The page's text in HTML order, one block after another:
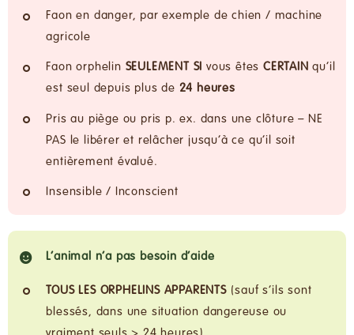
Faon en danger, par exemple de chien / machine
agricole
Faon orphelin SEULEMENT SI vous êtes CERTAIN qu’il
est seul depuis plus de 24 heures
Pris au piège ou pris p. ex. dans une clôture – NE
PAS le libérer et relâcher jusqu’à ce qu’il soit
entièrement évalué.
Insensible / Inconscient
L’animal n’a pas besoin d’aide
TOUS LES ORPHELINS APPARENTS(sauf s’ils sont
blessés, dans une situation dangereuse ou